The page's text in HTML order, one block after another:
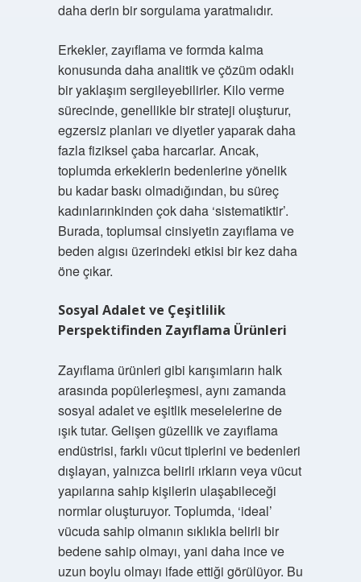
daha derin bir sorgulama yaratmalıdır.
Erkekler, zayıflama ve formda kalma
konusunda daha analitik ve çözüm odaklı
bir yaklaşım sergileyebilirler. Kilo verme
sürecinde, genellikle bir strateji oluşturur,
egzersiz planları ve diyetler yaparak daha
fazla fiziksel çaba harcarlar. Ancak,
toplumda erkeklerin bedenlerine yönelik
bu kadar baskı olmadığından, bu süreç
kadınlarınkinden çok daha ‘sistematiktir’.
Burada, toplumsal cinsiyetin zayıflama ve
beden algısı üzerindeki etkisi bir kez daha
öne çıkar.
Sosyal Adalet ve Çeşitlilik
Perspektifinden Zayıflama Ürünleri
Zayıflama ürünleri gibi karışımların halk
arasında popülerleşmesi, aynı zamanda
sosyal adalet ve eşitlik meselelerine de
ışık tutar. Gelişen güzellik ve zayıflama
endüstrisi, farklı vücut tiplerini ve bedenleri
dışlayan, yalnızca belirli ırkların veya vücut
yapılarına sahip kişilerin ulaşabileceği
normlar oluşturuyor. Toplumda, ‘ideal’
vücuda sahip olmanın sıklıkla belirli bir
bedene sahip olmayı, yani daha ince ve
uzun boylu olmayı ifade ettiği görülüyor. Bu